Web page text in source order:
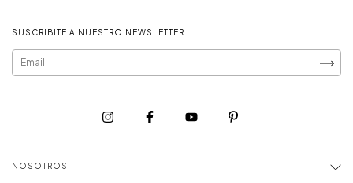
SUSCRIBITE A NUESTRO NEWSLETTER
NOSOTROS